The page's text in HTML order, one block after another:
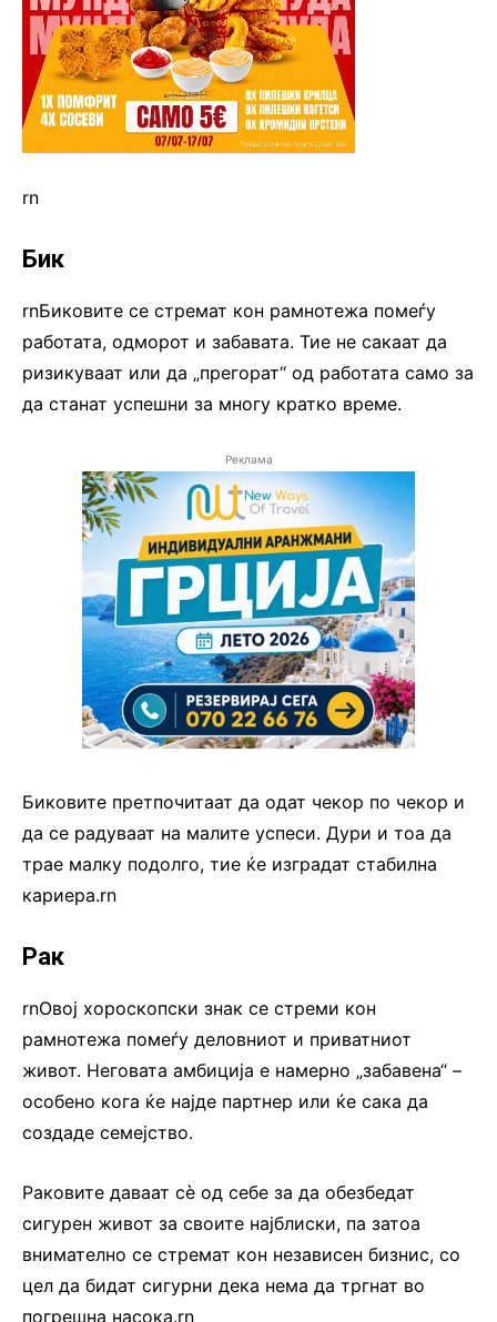
rn
Бик
rnБиковите се стремат кон рамнотежа помеѓу
работата, одморот и забавата. Тие не сакаат да
ризикуваат или да „прегорат“ од работата само за
да станат успешни за многу кратко време.
Реклама
Биковите претпочитаат да одат чекор по чекор и
да се радуваат на малите успеси. Дури и тоа да
трае малку подолго, тие ќе изградат стабилна
кариера.rn
Рак
rnОвој хороскопски знак се стреми кон
рамнотежа помеѓу деловниот и приватниот
живот. Неговата амбиција е намерно „забавена“ –
особено кога ќе најде партнер или ќе сака да
создаде семејство.
Раковите даваат сè од себе за да обезбедат
сигурен живот за своите најблиски, па затоа
внимателно се стремат кон независен бизнис, со
цел да бидат сигурни дека нема да тргнат во
погрешна насока.rn